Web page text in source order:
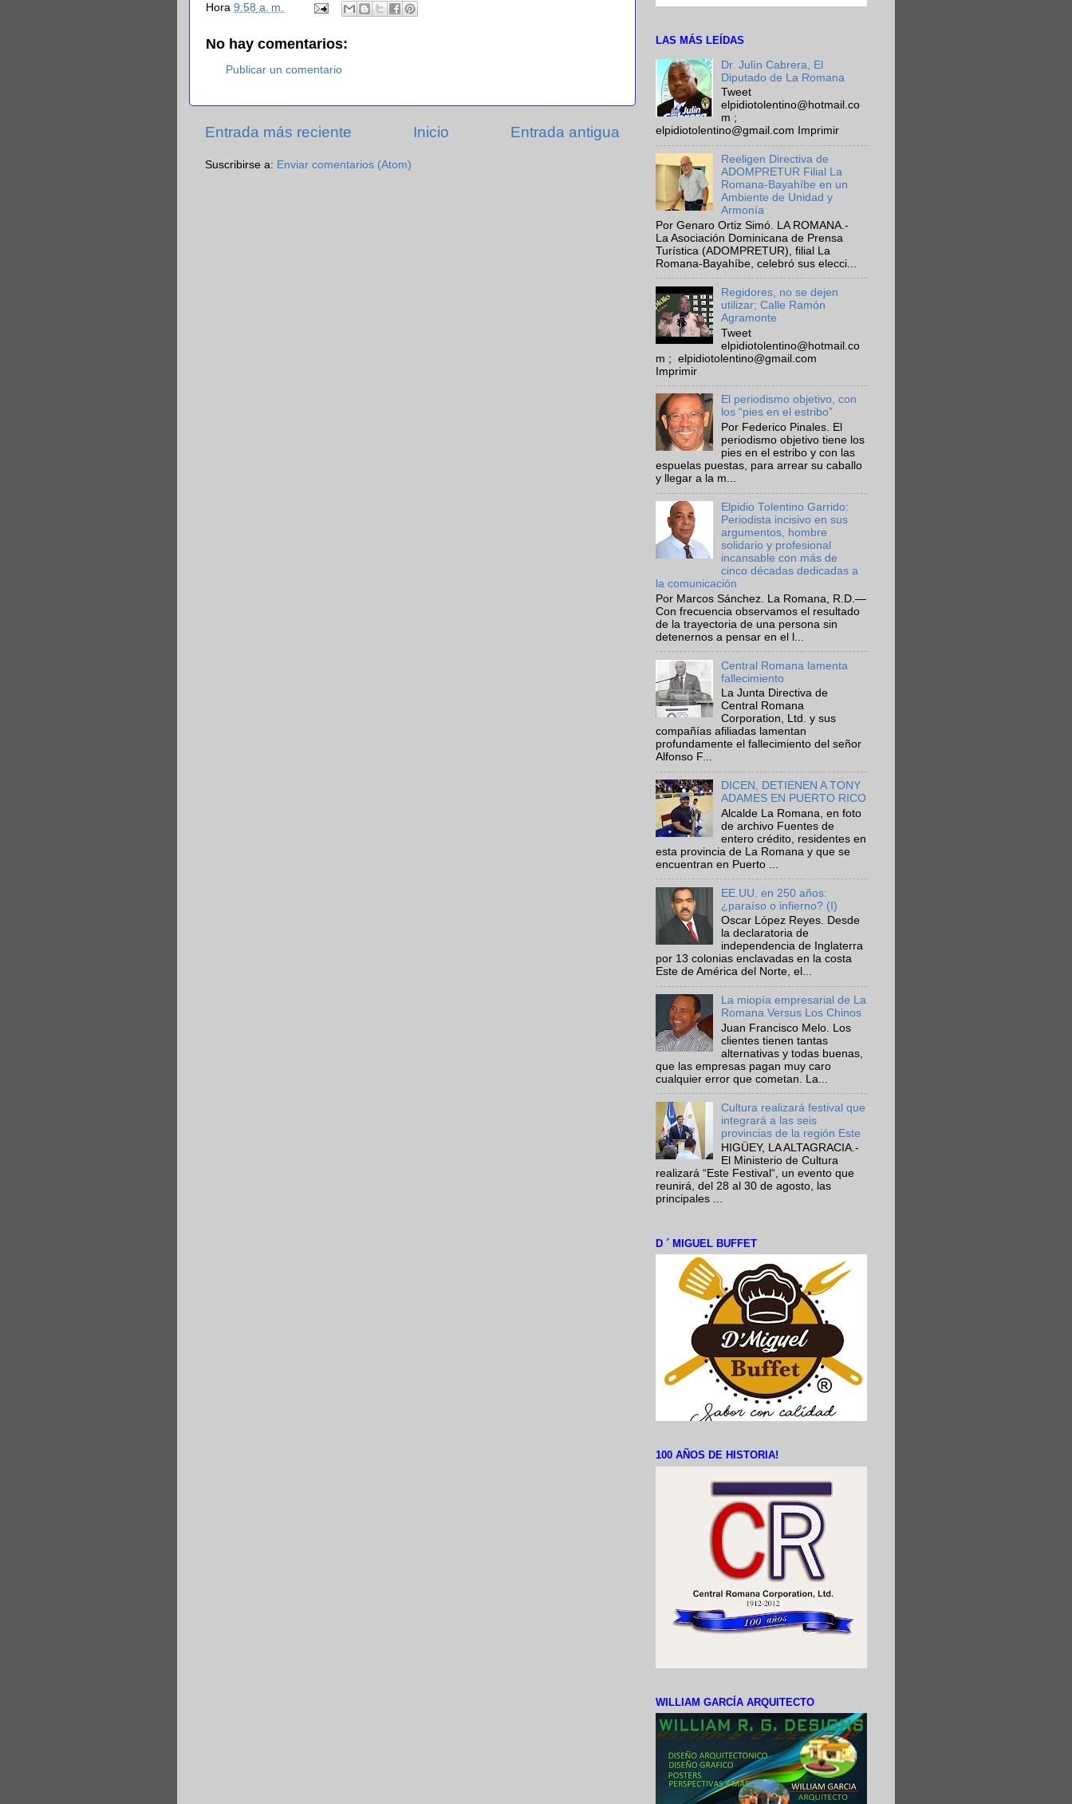
Hora 9:58 a. m.
No hay comentarios:
Publicar un comentario
Entrada más reciente Entrada antigua
Inicio
Suscribirse a: Enviar comentarios (Atom)
LAS MÁS LEÍDAS
Dr. Julín Cabrera, El
Diputado de La Romana
Tweet
elpidiotolentino@hotmail.co
m ;
elpidiotolentino@gmail.com Imprimir
Reeligen Directiva de
ADOMPRETUR Filial La
Romana-Bayahíbe en un
Ambiente de Unidad y
Armonía
Por Genaro Ortiz Simó. LA ROMANA.-
La Asociación Dominicana de Prensa
Turística (ADOMPRETUR), filial La
Romana-Bayahíbe, celebró sus elecci...
Regidores, no se dejen
utilizar; Calle Ramón
Agramonte
Tweet
elpidiotolentino@hotmail.co
m ; elpidiotolentino@gmail.com
Imprimir
El periodismo objetivo, con
los “pies en el estribo”
Por Federico Pinales. El
periodismo objetivo tiene los
pies en el estribo y con las
espuelas puestas, para arrear su caballo
y llegar a la m...
Elpidio Tolentino Garrido:
Periodista incisivo en sus
argumentos, hombre
solidario y profesional
incansable con más de
cinco décadas dedicadas a
la comunicación
Por Marcos Sánchez. La Romana, R.D.—
Con frecuencia observamos el resultado
de la trayectoria de una persona sin
detenernos a pensar en el l...
Central Romana lamenta
fallecimiento
La Junta Directiva de
Central Romana
Corporation, Ltd. y sus
compañías afiliadas lamentan
profundamente el fallecimiento del señor
Alfonso F...
DICEN, DETIENEN A TONY
ADAMES EN PUERTO RICO
Alcalde La Romana, en foto
de archivo Fuentes de
entero crédito, residentes en
esta provincia de La Romana y que se
encuentran en Puerto ...
EE.UU. en 250 años:
¿paraíso o infierno? (I)
Oscar López Reyes. Desde
la declaratoria de
independencia de Inglaterra
por 13 colonias enclavadas en la costa
Este de América del Norte, el...
La miopía empresarial de La
Romana Versus Los Chinos
Juan Francisco Melo. Los
clientes tienen tantas
alternativas y todas buenas,
que las empresas pagan muy caro
cualquier error que cometan. La...
Cultura realizará festival que
integrará a las seis
provincias de la región Este
HIGÜEY, LA ALTAGRACIA.-
El Ministerio de Cultura
realizará “Este Festival“, un evento que
reunirá, del 28 al 30 de agosto, las
principales ...
D ´ MIGUEL BUFFET
100 AÑOS DE HISTORIA!
WILLIAM GARCÍA ARQUITECTO